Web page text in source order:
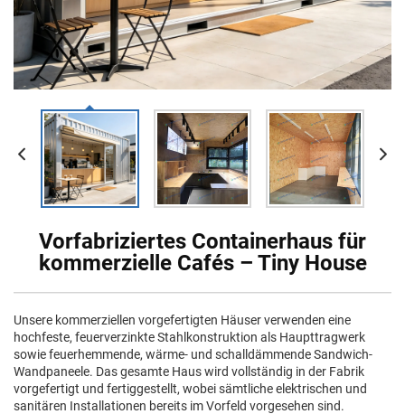
Vorfabriziertes Containerhaus für
kommerzielle Cafés – Tiny House
Unsere kommerziellen vorgefertigten Häuser verwenden eine
hochfeste, feuerverzinkte Stahlkonstruktion als Haupttragwerk
sowie feuerhemmende, wärme- und schalldämmende Sandwich-
Wandpaneele. Das gesamte Haus wird vollständig in der Fabrik
vorgefertigt und fertiggestellt, wobei sämtliche elektrischen und
sanitären Installationen bereits im Vorfeld vorgesehen sind.